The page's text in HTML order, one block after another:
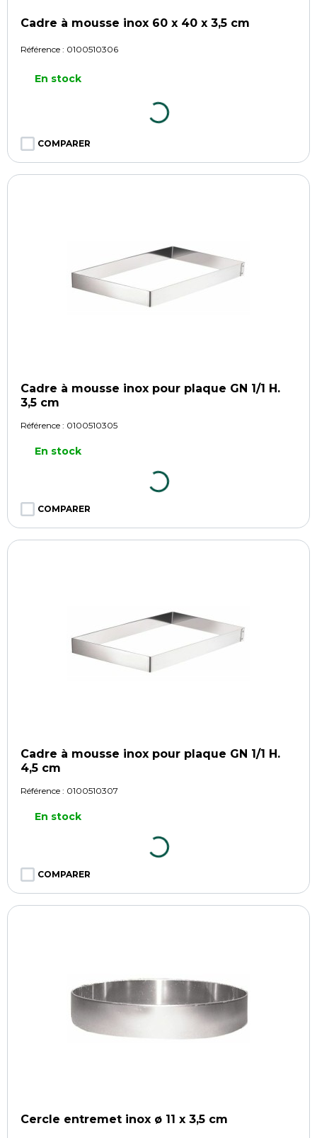
Cadre à mousse inox 60 x 40 x 3,5 cm
Référence : 0100510306
En stock
COMPARER
Cadre à mousse inox pour plaque GN 1/1 H.
3,5 cm
Référence : 0100510305
En stock
COMPARER
Cadre à mousse inox pour plaque GN 1/1 H.
4,5 cm
Référence : 0100510307
En stock
COMPARER
Cercle entremet inox ø 11 x 3,5 cm